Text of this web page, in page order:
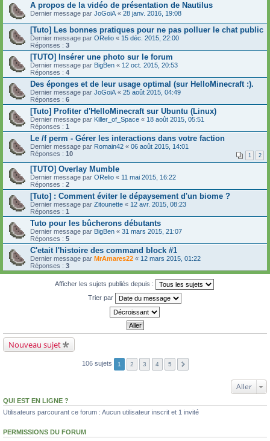
A propos de la vidéo de présentation de Nautilus
Dernier message par JoGoiA « 28 janv. 2016, 19:08
[Tuto] Les bonnes pratiques pour ne pas polluer le chat public
Dernier message par ORelio « 15 déc. 2015, 22:00
Réponses : 3
[TUTO] Insérer une photo sur le forum
Dernier message par BigBen « 12 oct. 2015, 20:53
Réponses : 4
Des éponges et de leur usage optimal (sur HelloMinecraft :).
Dernier message par JoGoiA « 25 août 2015, 04:49
Réponses : 6
[Tuto] Profiter d'HelloMinecraft sur Ubuntu (Linux)
Dernier message par Killer_of_Space « 18 août 2015, 05:51
Réponses : 1
Le /f perm - Gérer les interactions dans votre faction
Dernier message par Romain42 « 06 août 2015, 14:01
Réponses : 10 1 2
[TUTO] Overlay Mumble
Dernier message par ORelio « 11 mai 2015, 16:22
Réponses : 2
[Tuto] : Comment éviter le dépaysement d'un biome ?
Dernier message par Zitounette « 12 avr. 2015, 08:23
Réponses : 1
Tuto pour les bûcherons débutants
Dernier message par BigBen « 31 mars 2015, 21:07
Réponses : 5
C'etait l'histoire des command block #1
Dernier message par MrAmares22 « 12 mars 2015, 01:22
Réponses : 3
Afficher les sujets publiés depuis :
Trier par
Nouveau sujet
106 sujets 1 2 3 4 5
Aller
QUI EST EN LIGNE ?
Utilisateurs parcourant ce forum : Aucun utilisateur inscrit et 1 invité
PERMISSIONS DU FORUM